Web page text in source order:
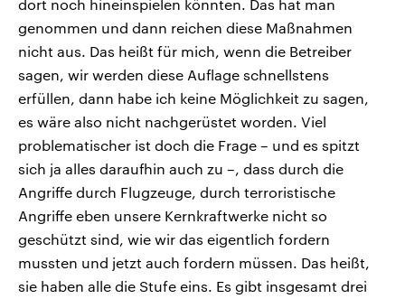
dort noch hineinspielen könnten. Das hat man
genommen und dann reichen diese Maßnahmen
nicht aus. Das heißt für mich, wenn die Betreiber
sagen, wir werden diese Auflage schnellstens
erfüllen, dann habe ich keine Möglichkeit zu sagen,
es wäre also nicht nachgerüstet worden. Viel
problematischer ist doch die Frage – und es spitzt
sich ja alles daraufhin auch zu –, dass durch die
Angriffe durch Flugzeuge, durch terroristische
Angriffe eben unsere Kernkraftwerke nicht so
geschützt sind, wie wir das eigentlich fordern
mussten und jetzt auch fordern müssen. Das heißt,
sie haben alle die Stufe eins. Es gibt insgesamt drei